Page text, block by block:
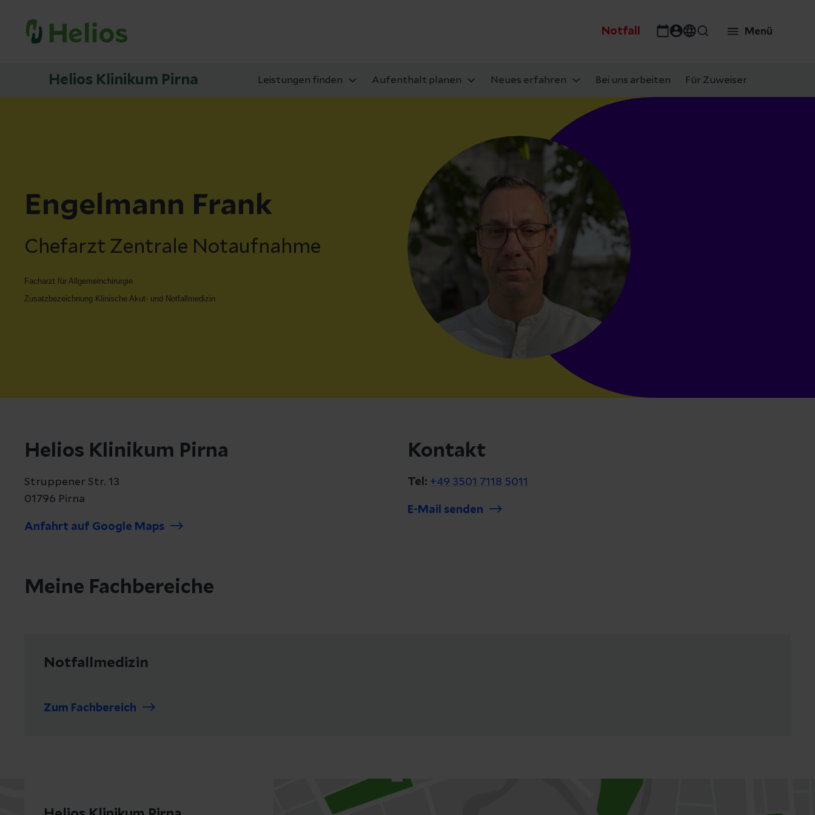
Notfall Menü
Helios Klinikum Pirna Leistungen finden Aufenthalt planen Neues erfahren Bei uns arbeiten Für Zuweiser
Engelmann Frank
Chefarzt Zentrale Notaufnahme
Facharzt für Allgemeinchirurgie
Zusatzbezeichnung Klinische Akut- und Notfallmedizin
Helios Klinikum Pirna
Struppener Str. 13
01796 Pirna
Anfahrt auf Google Maps
Kontakt
Tel: +49 3501 7118 5011
E-Mail senden
Meine Fachbereiche
Notfallmedizin
Zum Fachbereich